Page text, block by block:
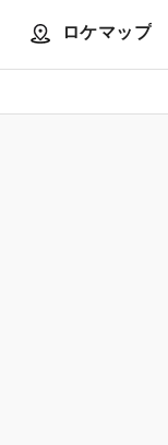
ロケマップ